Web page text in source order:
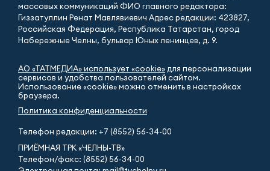
массовых коммуникаций ФИО главного редактора:
Гиззатуллин Ренат Мавлявиевич Адрес редакции: 423827,
Российская Федерация, Республика Татарстан, город
Набережные Челны, бульвар Юных ленинцев, д. 9.
АО «ТАТМЕДИА» использует «cookie» для персонализации
сервисов и удобства пользователей сайтом.
Использование «cookie» можно отменить в настройках
браузера.
Политика конфиденциальности
Телефон редакции: +7 (8552) 56-34-00
ПРИЁМНАЯ ТРК «ЧЕЛНЫ-ТВ»
Телефон/факс: (8552) 56-34-00